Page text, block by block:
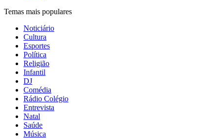
Temas mais populares
Noticiário
Cultura
Esportes
Política
Religião
Infantil
DJ
Comédia
Rádio Colégio
Entrevista
Natal
Saúde
Música